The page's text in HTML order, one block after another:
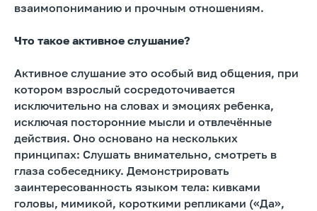
взаимопониманию и прочным отношениям.
Что такое активное слушание?
Активное слушание это особый вид общения, при
котором взрослый сосредоточивается
исключительно на словах и эмоциях ребенка,
исключая посторонние мысли и отвлечённые
действия. Оно основано на нескольких
принципах: Слушать внимательно, смотреть в
глаза собеседнику. Демонстрировать
заинтересованность языком тела: кивками
головы, мимикой, короткими репликами («Да»,